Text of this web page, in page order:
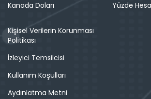
Kanada Doları
Yüzde
Kişisel Verilerin Korunması
Politikası
İzleyici Temsilcisi
Kullanım Koşulları
Aydınlatma Metni